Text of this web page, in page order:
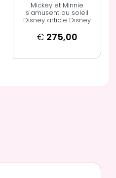
Mickey et Minnie
s'amusent au soleil
Disney article Disney
€ 275,00